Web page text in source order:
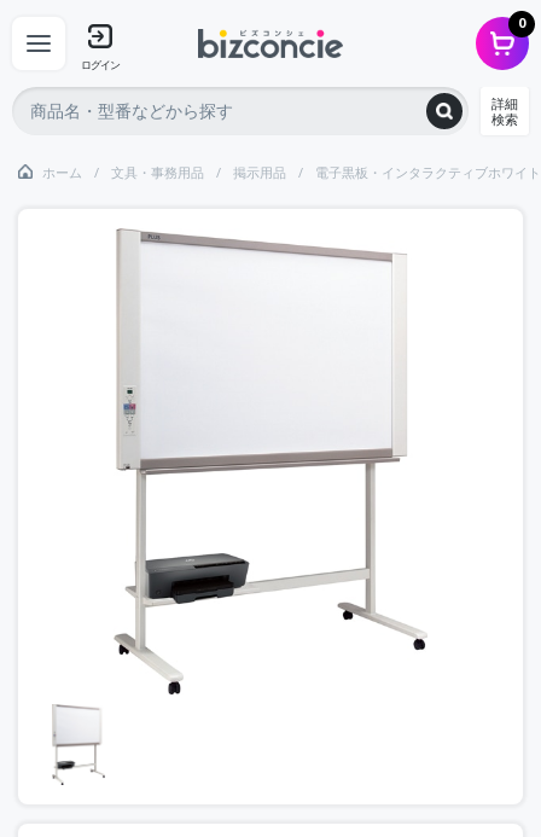
ログイン
0
詳細
検索
ホーム 文具・事務用品 掲示用品 電子黒板・インタラクティブホワイ